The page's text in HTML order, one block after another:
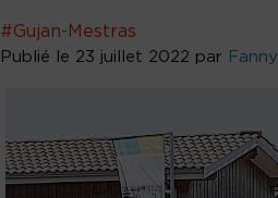
#Gujan-Mestras
Publié le 23 juillet 2022 par